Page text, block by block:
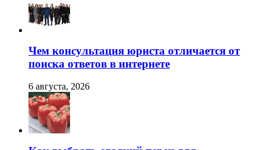
Чем консультация юриста отличается от
поиска ответов в интернете
6 августа, 2026